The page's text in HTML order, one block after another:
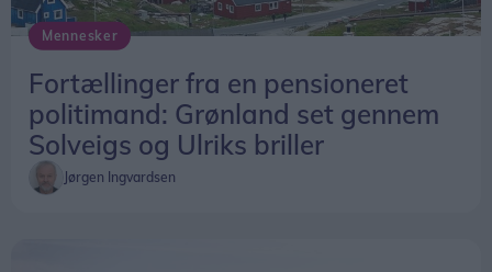
Mennesker
Fortællinger fra en pensioneret
politimand: Grønland set gennem
Solveigs og Ulriks briller
Jørgen Ingvardsen